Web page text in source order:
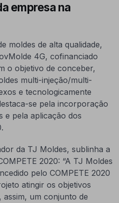
empresa na
moldes de alta qualidade,
4G, cofinanciado
o objetivo de conceber,
multi-injeção/multi-
e tecnologicamente
se pela incorporação
e pela aplicação dos
da TJ Moldes, sublinha a
2020: “A TJ Moldes
pelo COMPETE 2020
atingir os objetivos
assim, um conjunto de